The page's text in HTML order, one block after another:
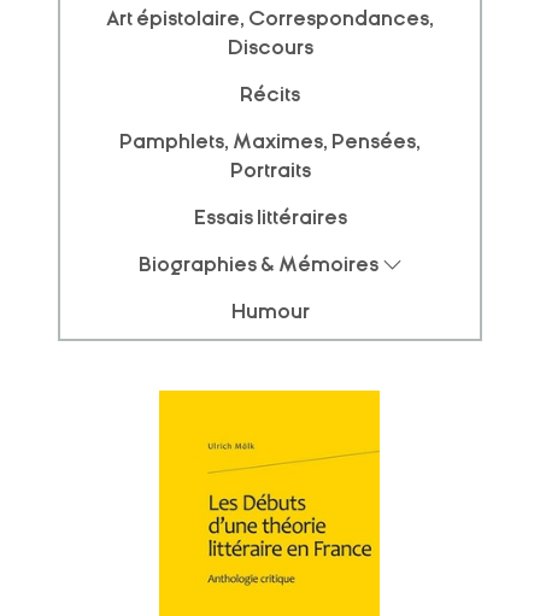
Art épistolaire, Correspondances,
Discours
Récits
Pamphlets, Maximes, Pensées,
Portraits
Essais littéraires
Biographies & Mémoires
Humour